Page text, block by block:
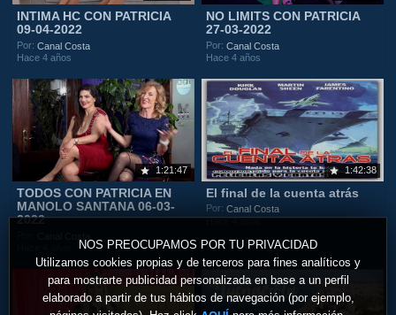
NOS PREOCUPAMOS POR TU PRIVACIDAD
Utilizamos cookies propias y de terceros para fines analíticos y
para mostrarte publicidad personalizada en base a un perfil
elaborado a partir de tus hábitos de navegación (por ejemplo,
INTIMA HC CON PATRICIA
09-04-2022
Por:Canal Costa
Hace 4 años
NO LIMITS CON PATRICIA
27-03-2022
Por:Canal Costa
Hace 4 años
1:21:47
TODOS CON PATRICIA EN
MANOLO SANTANA 06-03-
2022
1:42:38
El final de la cuenta atrás
Por:Canal Costa
Hace 4 años